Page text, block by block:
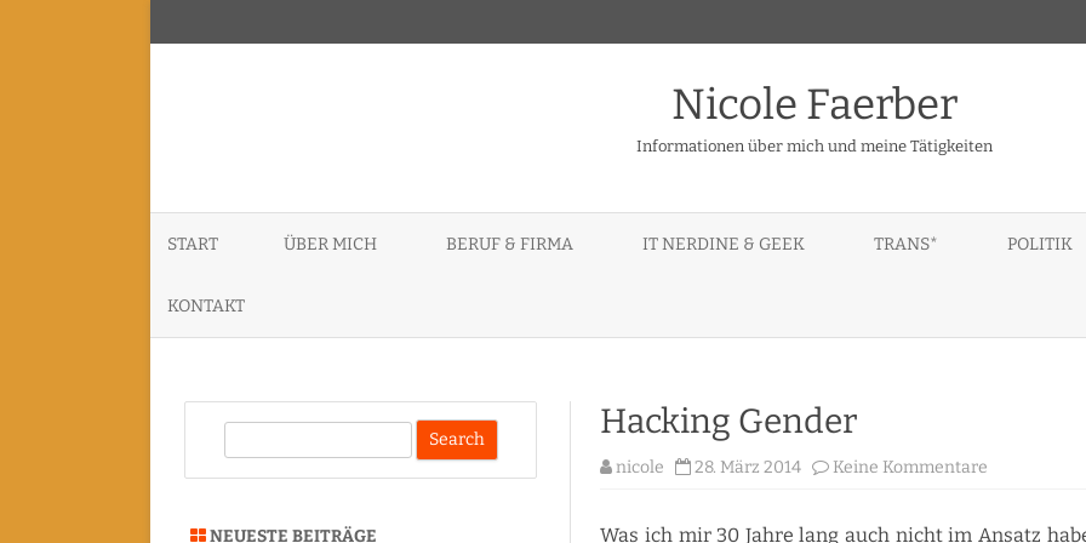
Nicole Faerber
Informationen über mich und meine Tätigkeiten
START ÜBER MICH BERUF & FIRMA
PURISM SPC
SACHVERSTÄNDIGE, FREIE
GUTACHTERIN
VORTRÄGE, KONFERENZEN
IT NERDINE & GEEK TRANS*
DANKE!
POLITIK
KONTAKT
Hacking Gender
nicole 28. März 2014 Keine Kommentare
Was ich mir 30 Jahre lang auch nicht im Ansatz
NEUESTE BEITRÄGE